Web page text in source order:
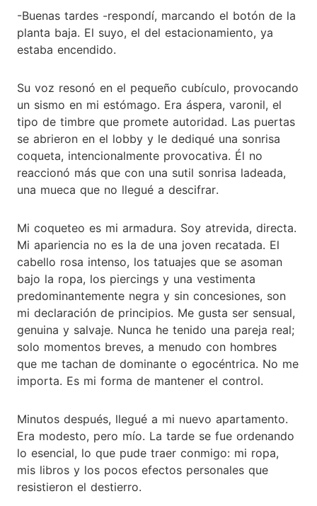
-Buenas tardes -respondí, marcando el botón de la
planta baja. El suyo, el del estacionamiento, ya
estaba encendido.
Su voz resonó en el pequeño cubículo, provocando
un sismo en mi estómago. Era áspera, varonil, el
tipo de timbre que promete autoridad. Las puertas
se abrieron en el lobby y le dediqué una sonrisa
coqueta, intencionalmente provocativa. Él no
reaccionó más que con una sutil sonrisa ladeada,
una mueca que no llegué a descifrar.
Mi coqueteo es mi armadura. Soy atrevida, directa.
Mi apariencia no es la de una joven recatada. El
cabello rosa intenso, los tatuajes que se asoman
bajo la ropa, los piercings y una vestimenta
predominantemente negra y sin concesiones, son
mi declaración de principios. Me gusta ser sensual,
genuina y salvaje. Nunca he tenido una pareja real;
solo momentos breves, a menudo con hombres
que me tachan de dominante o egocéntrica. No me
importa. Es mi forma de mantener el control.
Minutos después, llegué a mi nuevo apartamento.
Era modesto, pero mío. La tarde se fue ordenando
lo esencial, lo que pude traer conmigo: mi ropa,
mis libros y los pocos efectos personales que
resistieron el destierro.